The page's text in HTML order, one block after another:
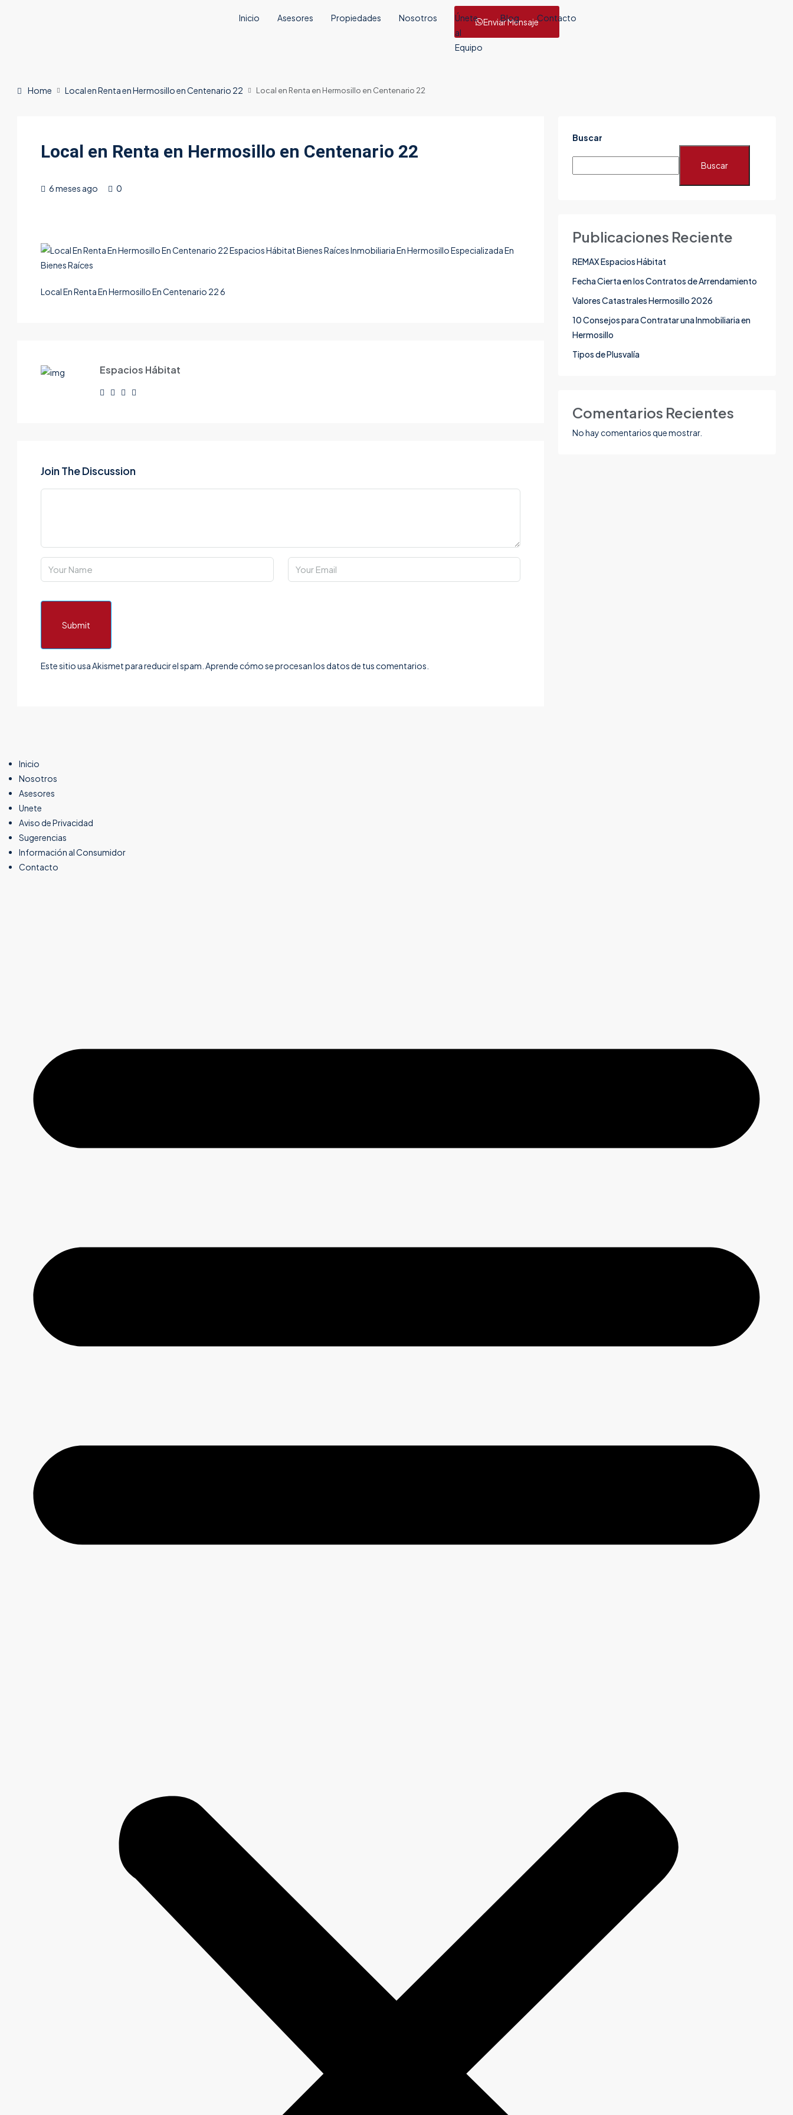
Inicio Asesores Propiedades Nosotros
Únete
al
Equipo
Blog Contacto
Enviar Mensaje
Home Local en Renta en Hermosillo en Centenario 22 Local en Renta en Hermosillo en Centenario 22
Local en Renta en Hermosillo en Centenario 22
6 meses ago 0
Local En Renta En Hermosillo En Centenario 22 6
Espacios Hábitat
Join The Discussion
Submit
Este sitio usa Akismet para reducir el spam. Aprende cómo se procesan los datos de tus comentarios.
Buscar
Buscar
Publicaciones Reciente
REMAX Espacios Hábitat
Fecha Cierta en los Contratos de Arrendamiento
Valores Catastrales Hermosillo 2026
10 Consejos para Contratar una Inmobiliaria en
Hermosillo
Tipos de Plusvalía
Comentarios Recientes
No hay comentarios que mostrar.
Inicio
Nosotros
Asesores
Unete
Aviso de Privacidad
Sugerencias
Información al Consumidor
Contacto